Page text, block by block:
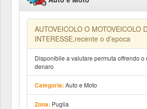
AUTOVEICOLO O MOTOVEICOLO
INTERESSE,recente o d'epoca
Disponibile a valutare permuta offrendo o
denaro
Categoria: Auto e Moto
Zona: Puglia